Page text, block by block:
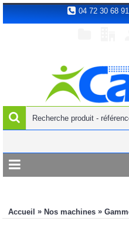
04 72 30 68 91
Accueil »Nos machines »